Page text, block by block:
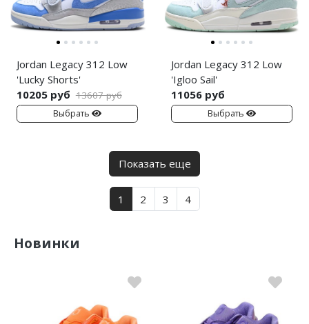
Jordan Legacy 312 Low
'Lucky Shorts'
10205 руб 13607 руб
Выбрать
Jordan Legacy 312 Low
'Igloo Sail'
11056 руб
Выбрать
Показать еще
1 2 3 4
Новинки